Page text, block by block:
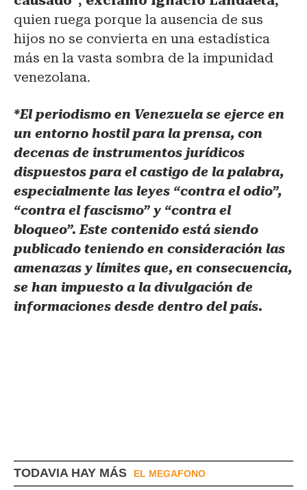
quien ruega porque la ausencia de sus
hijos no se convierta en una estadística
más en la vasta sombra de la impunidad
venezolana.
*El periodismo en Venezuela se ejerce en
un entorno hostil para la prensa, con
decenas de instrumentos jurídicos
dispuestos para el castigo de la palabra,
especialmente las leyes “contra el odio”,
“contra el fascismo” y “contra el
bloqueo”. Este contenido está siendo
publicado teniendo en consideración las
amenazas y límites que, en consecuencia,
se han impuesto a la divulgación de
informaciones desde dentro del país.
TODAVIA HAY MÁS EL MEGAFONO